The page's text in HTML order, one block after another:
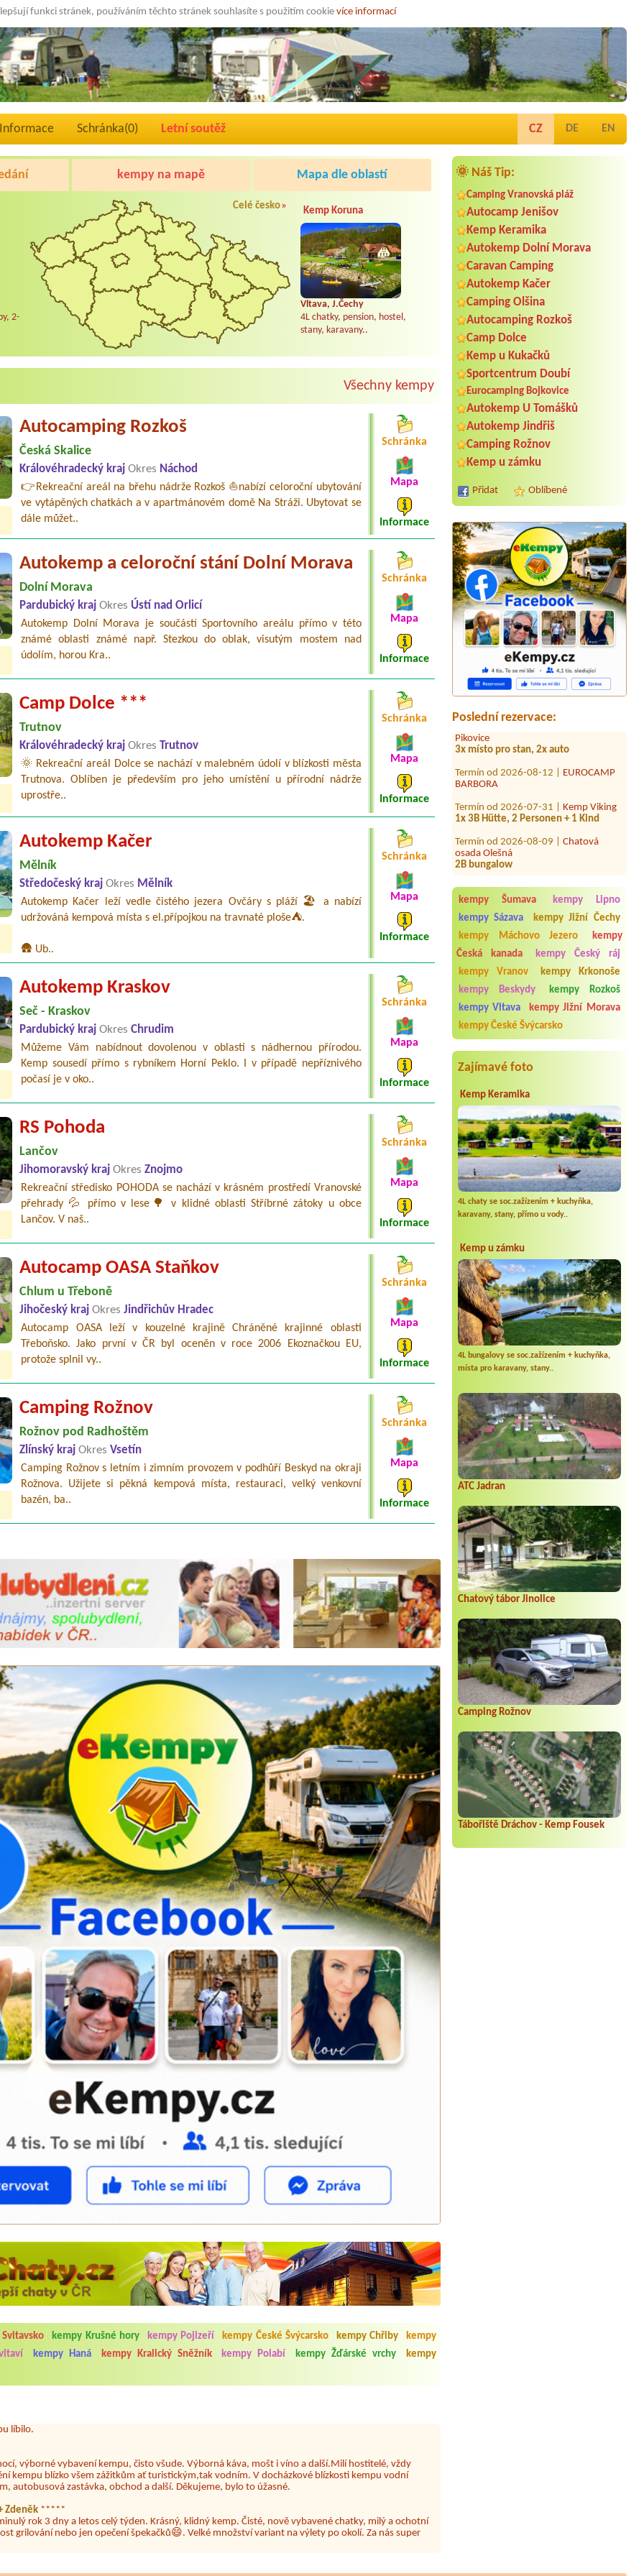
funkci stránek, používáním těchto stránek souhlasíte s použitím cookie více informací
Informace Schránka(0) Letní soutěž CZ DE EN
🌞 Náš Tip:
Camping Vranovská pláž
Autocamp Jenišov
Kemp Keramika
Autokemp Dolní Morava
Caravan Camping
Autokemp Kačer
Camping Olšina
Autocamping Rozkoš
Camp Dolce
Kemp u Kukačků
Sportcentrum Doubí
Eurocamping Bojkovice
Autokemp U Tomášků
Autokemp Jindřiš
Camping Rožnov
Kemp u zámku
Přidat Oblíbené
Poslední rezervace:
Termín od 2026-08-03 |Autocamp
Zadní Třebaň - Ostrov
2L chatka
Termín od 2026-08-09 |Autokemp
Kosmonosy
4 osoby 2x dospělí 2 děti
Pikovice
3x místo pro stan, 2x auto
Termín od 2026-08-12 |EUROCAMP
BARBORA
Termín od 2026-07-31 |
1x 3B Hütte, 2 Personen + 1 Kind
Termín od 2026-08-09 | Chatová
osada Olešná
2B bungalow
Termín od 2026-08-14 |
3 místa pro stany + 6 osob + 1 auto
Termín od 2026-08-01 |tábořiště U
1 stan a 5 osob
Termín od 2026-08-03 |Autocamping
a hotel Na Špici
2L Chatka se sprchou a WC
Termín od 2026-08-01 | Autokemp
Ždáň
1x 6L velká chatka
kempy Šumava
kempy Lipno
kempy Sázava
kempy Jižní Čechy
kempy Máchovo Jezero
kempy
Česká kanada
kempy Český ráj
kempy Vranov
kempy Krkonoše
kempy Beskydy
kempy Rozkoš
kempy Vltava
kempy Jižní Morava
kempy České Švýcarsko
Zajímavé foto
Kemp Keramika
4L chaty se soc.zažízením + kuchyňka,
karavany, stany, přímo u vody..
Kemp u zámku
4L bungalovy se soc.zažízením + kuchyňka,
místa pro karavany, stany..
ATC Jadran
Chatový tábor Jinolice
Camping Rožnov
Tábořiště Dráchov - Kemp Fousek
kempy na mapě Mapa dle oblastí
2-
Celé česko» Kemp Koruna
Vltava, J.Čechy
4L chatky, pension, hostel,
stany, karavany..
Všechny kempy
Autocamping Rozkoš
Česká Skalice
Královéhradecký krajOkres Náchod
👉Rekreační areál na břehu nádrže Rozkoš ⛵nabízí celoroční ubytování
ve vytápěných chatkách a v apartmánovém domě Na Stráži. Ubytovat se
dále můžet..
Schránka
Mapa
Informace
Autokemp a celoroční stání Dolní Morava
Dolní Morava
Pardubický krajOkres Ústí nad Orlicí
Autokemp Dolní Morava je součástí Sportovního areálu přímo v této
známé oblasti známé např. Stezkou do oblak, visutým mostem nad
údolím, horou Kra..
Schránka
Mapa
Informace
Camp Dolce ***
Trutnov
Královéhradecký krajOkres Trutnov
🌞 Rekreační areál Dolce se nachází v malebném údolí v blízkosti města
Trutnova. Oblíben je především pro jeho umístění u přírodní nádrže
uprostře..
Schránka
Mapa
Informace
Autokemp Kačer
Mělník
Středočeský krajOkres Mělník
Autokemp Kačer leží vedle čistého jezera Ovčáry s pláží 🏖️ a nabízí
udržováná kempová místa s el.přípojkou na travnaté ploše⛺.
🛖 Ub..
Schránka
Mapa
Informace
Autokemp Kraskov
Seč - Kraskov
Pardubický krajOkres Chrudim
Můžeme Vám nabídnout dovolenou v oblasti s nádhernou přírodou.
Kemp sousedí přímo s rybníkem Horní Peklo. I v případě nepříznivého
počasí je v oko..
Schránka
Mapa
Informace
RS Pohoda
Lančov
Jihomoravský krajOkres Znojmo
Rekreační středisko POHODA se nachází v krásném prostředí Vranovské
přehrady 💦 přímo v lese🌳 v klidné oblasti Stříbrné zátoky u obce
Lančov. V naš..
Schránka
Mapa
Informace
Autocamp OASA Staňkov
Chlum u Třeboně
Jihočeský krajOkres Jindřichův Hradec
Autocamp OASA leží v kouzelné krajině Chráněné krajinné oblasti
Třeboňsko. Jako první v ČR byl oceněn v roce 2006 Ekoznačkou EU,
protože splnil vy..
Schránka
Mapa
Informace
Camping Rožnov
Rožnov pod Radhoštěm
Zlínský krajOkres Vsetín
Camping Rožnov s letním i zimním provozem v podhůří Beskyd na okraji
Rožnova. Užijete si pěkná kempová místa, restauraci, velký venkovní
bazén, ba..
Schránka
Mapa
Informace
kempy Krušné hory kempy Pojizeří kempy České Švýcarsko kempy Chřiby
kempy
kempy Haná kempy Kralický Sněžník kempy Polabí kempy Žďárské vrchy
kempy
není samozřejmost. V kempu je obchod a restaurace, kebab a další občerstvení. Co nás ale
hluk z repráků u stanů a absolutní bezohlednost ostatních ubytovaných. Přes den jsem si připadala
hrála jiná hudba.Kemp pěkný, ale takový rámus jsme ještě nezažili...
dva. Na začátku prázdnin. Přijeli jsme karavanem. Klid pohoda socialky nové krásné čisté,koupání
líbilo.
výborné vybavení kempu, čisto všude. Výborná káva, mošt i víno a další.Milí hostitelé, vždy
kempu blízko všem zážitkům ať turistickým,tak vodním. V docházkové blízkosti kempu vodní
autobusová zastávka, obchod a další. Děkujeme, bylo to úžasné.
Zdeněk*****
rok 3 dny a letos celý týden. Krásný, klidný kemp. Čisté, nově vybavené chatky, milý a ochotní
grilování nebo jen opečení špekačků😄. Velké množství variant na výlety po okolí. Za nás super